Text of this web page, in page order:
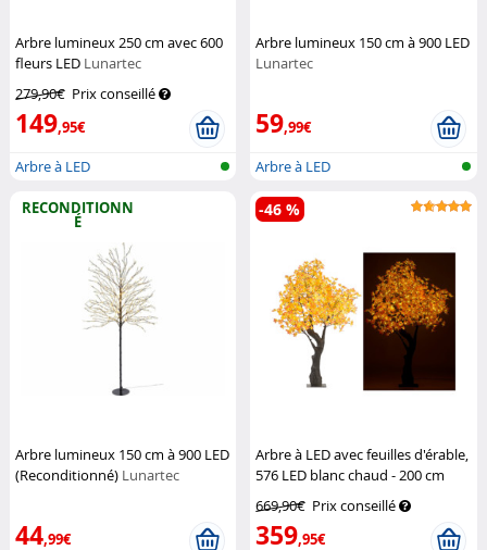
Arbre lumineux 250 cm avec 600
fleurs LED Lunartec
279,90€ Prix conseillé
149,95€
Arbre à LED
Arbre lumineux 150 cm à 900 LED
Lunartec
59,99€
Arbre à LED
RECONDITIONN
É
Arbre lumineux 150 cm à 900 LED
(Reconditionné) Lunartec
44,99€
Arbre à LED avec feuilles d'érable,
576 LED blanc chaud - 200 cm
669,90€ Prix conseillé
359,95€
-46 %